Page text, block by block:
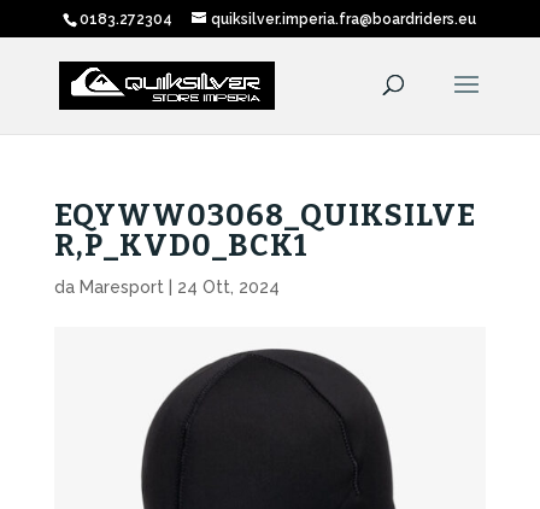
0183.272304 quiksilver.imperia.fra@boardriders.eu
EQYWW03068_QUIKSILVE
R,P_KVD0_BCK1
da Maresport 24 Ott, 2024